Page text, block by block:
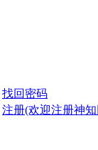
找回密码
注册(欢迎注册神